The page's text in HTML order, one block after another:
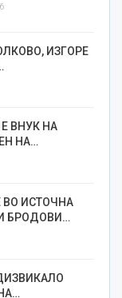
ИЗГОРЕ
ВНУК НА
НА…
ВО ИСТОЧНА
БРОДОВИ…